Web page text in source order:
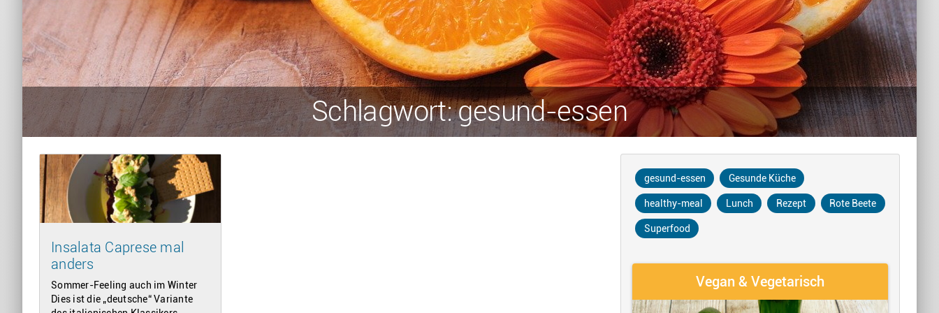
Schlagwort: gesund-essen
Insalata Caprese mal
anders
Sommer-Feeling auch im Winter
Dies ist die „deutsche“ Variante
gesund-essen Gesunde Küche
healthy-meal Lunch Rezept Rote Beete
Superfood
Vegan & Vegetarisch